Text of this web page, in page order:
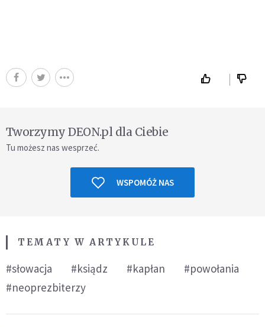
Tworzymy DEON.pl dla Ciebie
Tu możesz nas wesprzeć.
WSPOMÓŻ NAS
TEMATY W ARTYKULE
#słowacja #ksiądz #kapłan
#powołania
#neoprezbiterzy